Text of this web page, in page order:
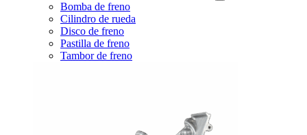
Bomba de freno
Cilindro de rueda
Disco de freno
Pastilla de freno
Tambor de freno